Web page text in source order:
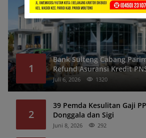
1
Bank Sulteng Cabang
Refund Asuransi Kredit
Juli 6, 2026 1320
2
39 Pemda Kesulitan Gaji
Donggala dan Sigi
Juni 8, 2026 292